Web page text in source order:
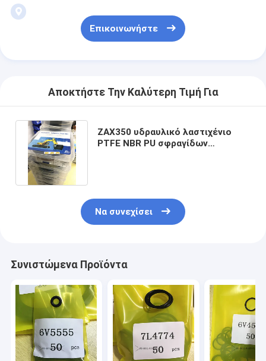
Επικοινωνήστε
Αποκτήστε Την Καλύτερη Τιμή Για
ZAX350 υδραυλικό λαστιχένιο
PTFE NBR PU σφραγίδων
Να συνεχίσει
Συνιστώμενα Προϊόντα